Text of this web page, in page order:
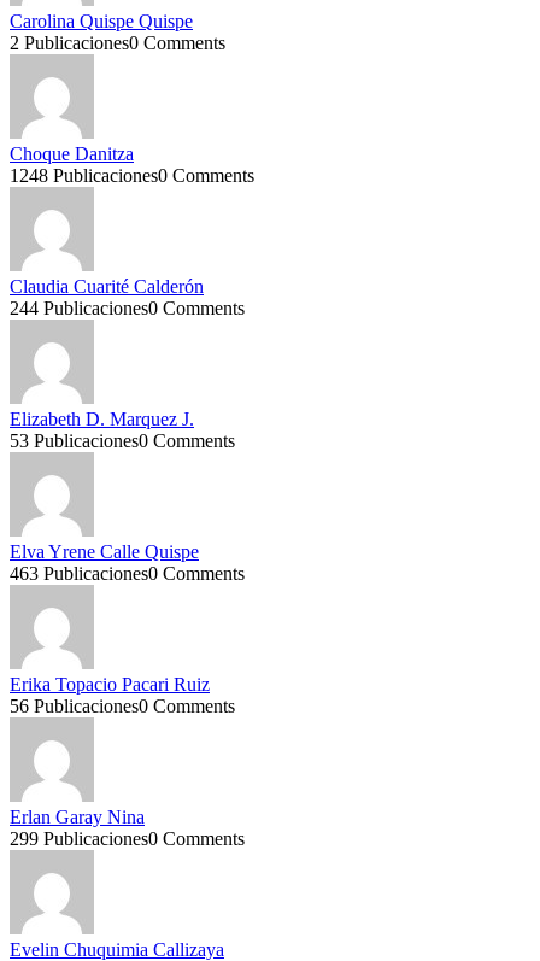
Carolina Quispe Quispe
2 Publicaciones0 Comments
Choque Danitza
1248 Publicaciones0 Comments
Claudia Cuarité Calderón
244 Publicaciones0 Comments
Elizabeth D. Marquez J.
53 Publicaciones0 Comments
Elva Yrene Calle Quispe
463 Publicaciones0 Comments
Erika Topacio Pacari Ruiz
56 Publicaciones0 Comments
Erlan Garay Nina
299 Publicaciones0 Comments
Evelin Chuquimia Callizaya